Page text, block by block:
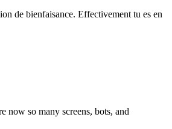
de bienfaisance. Effectivement tu es en
now so many screens, bots, and